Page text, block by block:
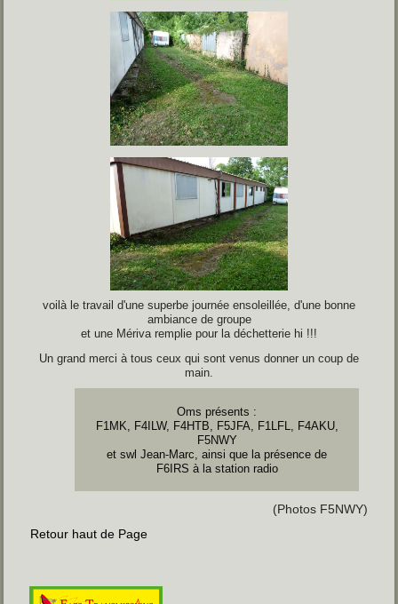
voilà le travail d'une superbe journée ensoleillée, d'une bonne
ambiance de groupe
et une Mériva remplie pour la déchetterie hi !!!
Un grand merci à tous ceux qui sont venus donner un coup de
main.
Oms présents :
F1MK, F4ILW, F4HTB, F5JFA, F1LFL, F4AKU,
F5NWY
et swl Jean-Marc, ainsi que la présence de
F6IRS à la station radio
(Photos F5NWY)
Retour haut de Page